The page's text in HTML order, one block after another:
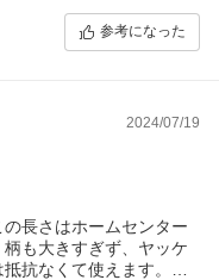
よりお待ちしております。
参考になった
2024/07/19
長さはホームセンター
も大きすぎず、ヤッケ
抗なくて使えます。今